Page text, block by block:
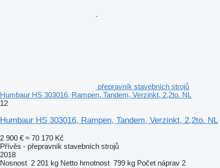
přepravník stavebních strojů
Humbaur HS 303016, Rampen, Tandem, Verzinkt, 2,2to. NL
12
Humbaur HS 303016, Rampen, Tandem, Verzinkt, 2,2to. NL
2 900 € ≈ 70 170 Kč
Přívěs - přepravník stavebních strojů
2018
Nosnost 2 201 kg Netto hmotnost 799 kg Počet náprav 2